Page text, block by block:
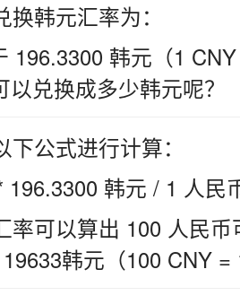
韩元汇率为：
196.3300 韩元（1
兑换成多少韩元呢？
公式进行计算：
196.3300 韩元 / 1 人民
率可以算出 100 人民
韩元（100 CNY =